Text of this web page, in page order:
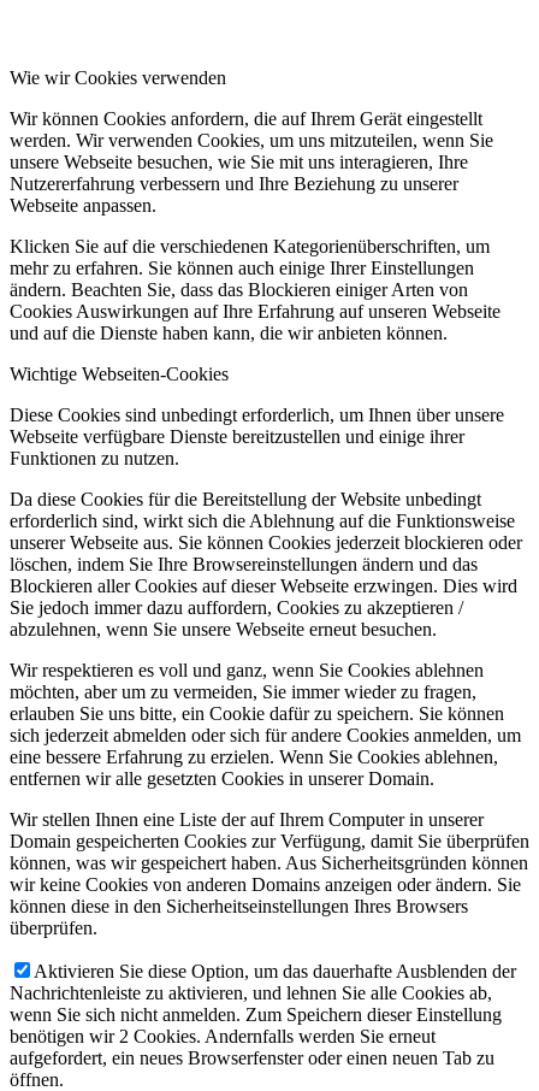
Wie wir Cookies verwenden
Wir können Cookies anfordern, die auf Ihrem Gerät eingestellt
werden. Wir verwenden Cookies, um uns mitzuteilen, wenn Sie
unsere Webseite besuchen, wie Sie mit uns interagieren, Ihre
Nutzererfahrung verbessern und Ihre Beziehung zu unserer
Webseite anpassen.
Klicken Sie auf die verschiedenen Kategorienüberschriften, um
mehr zu erfahren. Sie können auch einige Ihrer Einstellungen
ändern. Beachten Sie, dass das Blockieren einiger Arten von
Cookies Auswirkungen auf Ihre Erfahrung auf unseren Webseite
und auf die Dienste haben kann, die wir anbieten können.
Wichtige Webseiten-Cookies
Diese Cookies sind unbedingt erforderlich, um Ihnen über unsere
Webseite verfügbare Dienste bereitzustellen und einige ihrer
Funktionen zu nutzen.
Da diese Cookies für die Bereitstellung der Website unbedingt
erforderlich sind, wirkt sich die Ablehnung auf die Funktionsweise
unserer Webseite aus. Sie können Cookies jederzeit blockieren oder
löschen, indem Sie Ihre Browsereinstellungen ändern und das
Blockieren aller Cookies auf dieser Webseite erzwingen. Dies wird
Sie jedoch immer dazu auffordern, Cookies zu akzeptieren /
abzulehnen, wenn Sie unsere Webseite erneut besuchen.
Wir respektieren es voll und ganz, wenn Sie Cookies ablehnen
möchten, aber um zu vermeiden, Sie immer wieder zu fragen,
erlauben Sie uns bitte, ein Cookie dafür zu speichern. Sie können
sich jederzeit abmelden oder sich für andere Cookies anmelden, um
eine bessere Erfahrung zu erzielen. Wenn Sie Cookies ablehnen,
entfernen wir alle gesetzten Cookies in unserer Domain.
Wir stellen Ihnen eine Liste der auf Ihrem Computer in unserer
Domain gespeicherten Cookies zur Verfügung, damit Sie überprüfen
können, was wir gespeichert haben. Aus Sicherheitsgründen können
wir keine Cookies von anderen Domains anzeigen oder ändern. Sie
können diese in den Sicherheitseinstellungen Ihres Browsers
überprüfen.
Aktivieren Sie diese Option, um das dauerhafte Ausblenden der
Nachrichtenleiste zu aktivieren, und lehnen Sie alle Cookies ab,
wenn Sie sich nicht anmelden. Zum Speichern dieser Einstellung
benötigen wir 2 Cookies. Andernfalls werden Sie erneut
aufgefordert, ein neues Browserfenster oder einen neuen Tab zu
öffnen.